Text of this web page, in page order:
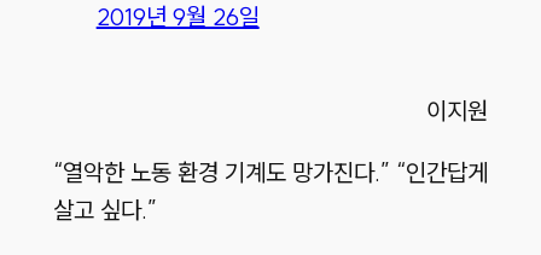
2019년 9월 26일
이지원
“열악한 노동 환경 기계도 망가진다.” “인간답게
살고 싶다.”